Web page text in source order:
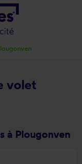
volet
à Plougonven